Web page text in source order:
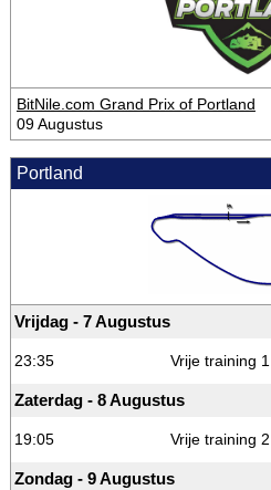
BitNile.com Grand Prix of Portland
09 Augustus
Portland
Vrijdag - 7 Augustus
23:35 Vrije training 1
Zaterdag - 8 Augustus
19:05 Vrije training 2
Zondag - 9 Augustus